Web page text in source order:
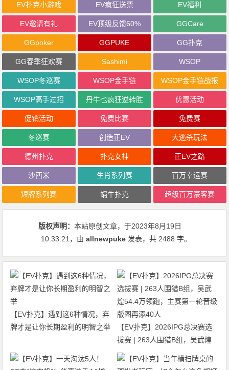
EV扑克小游戏 EV疯狂送票 EV福利
EV邀请有礼 EV顶级反馈60% GGCare
GGpoker GGPUKE GG扑克
GG春季狂欢赛 Sashimi WSOP
WSOP冬巡赛 WSOP金手链 WSOP金手链战报
WSOP高手过招 丹牛也疯狂逆转胜 优惠活动
促销活动 免费比赛 免费赛
冬巡赛 创造正EV 大逃杀玩法
德州扑克 扑克女神 正EV之路
沙西米 生肖系列赛 百万幸运赛
短牌系列赛 蜗牛扑克 超级百万豪客赛
版权声明：本站原创文章，于2023年8月19日
10:33:21 ，由allnewpuke 发表，共 2488 字。
【EV扑克】遇到这6种情况，弃
牌才是让你长期盈利的明智之举
【EV扑克】2026IPG总决赛选
拔赛 | 263人围猎B组，吴武煌
54.4万领跑，主赛第一轮晋级版